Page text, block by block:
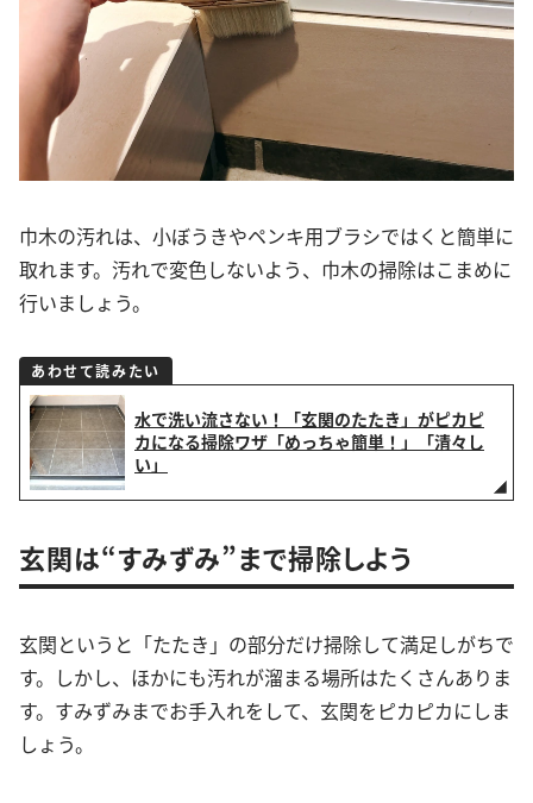
巾木の汚れは、小ぼうきやペンキ用ブラシではくと簡単に
取れます。汚れで変色しないよう、巾木の掃除はこまめに
行いましょう。
あわせて読みたい
水で洗い流さない！「玄関のたたき」がピカピ
カになる掃除ワザ「めっちゃ簡単！」「清々し
い」
玄関は“すみずみ”まで掃除しよう
玄関というと「たたき」の部分だけ掃除して満足しがちで
す。しかし、ほかにも汚れが溜まる場所はたくさんありま
す。すみずみまでお手入れをして、玄関をピカピカにしま
しょう。